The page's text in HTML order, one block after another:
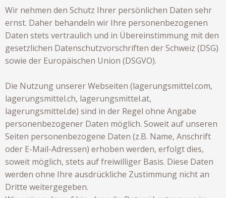
Wir nehmen den Schutz Ihrer persönlichen Daten sehr
ernst. Daher behandeln wir Ihre personenbezogenen
Daten stets vertraulich und in Übereinstimmung mit den
gesetzlichen Datenschutzvorschriften der Schweiz (DSG)
sowie der Europäischen Union (DSGVO).
Die Nutzung unserer Webseiten (lagerungsmittel.com,
lagerungsmittel.ch, lagerungsmittel.at,
lagerungsmittel.de) sind in der Regel ohne Angabe
personenbezogener Daten möglich. Soweit auf unseren
Seiten personenbezogene Daten (z.B. Name, Anschrift
oder E-Mail-Adressen) erhoben werden, erfolgt dies,
soweit möglich, stets auf freiwilliger Basis. Diese Daten
werden ohne Ihre ausdrückliche Zustimmung nicht an
Dritte weitergegeben.